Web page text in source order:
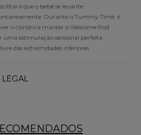
que o bebé se levante
Durante o Tummy Time, é
o cilindro e manter o Welcome Pod
estimulação sensorial perfeita
das extremidades inferiores.